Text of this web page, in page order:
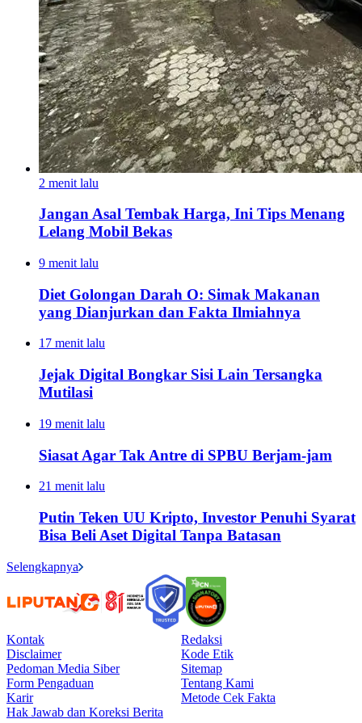
2 menit lalu
Jangan Asal Tembak Harga, Ini Tips Menang
Lelang Mobil Bekas
9 menit lalu
Diet Golongan Darah O: Simak Makanan
yang Dianjurkan dan Fakta Ilmiahnya
17 menit lalu
Jejak Digital Bongkar Sisi Lain Tersangka
Mutilasi
19 menit lalu
Siasat Agar Tak Antre di SPBU Berjam-jam
21 menit lalu
Putin Teken UU Kripto, Investor Penuhi Syarat
Bisa Beli Aset Digital Tanpa Batasan
Selengkapnya
Kontak
Redaksi
Disclaimer
Kode Etik
Pedoman Media Siber
Sitemap
Form Pengaduan
Tentang Kami
Karir
Metode Cek Fakta
Hak Jawab dan Koreksi Berita